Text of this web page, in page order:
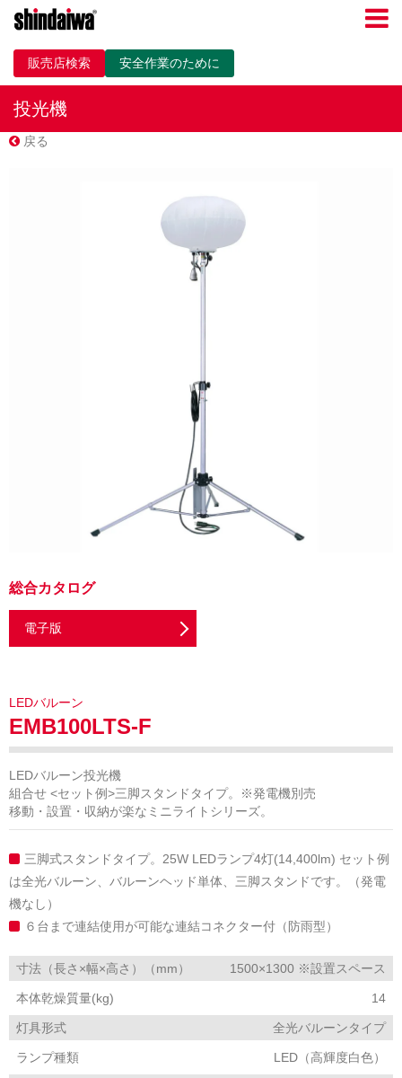
販売店検索 安全作業のために
投光機
戻る
総合カタログ
電子版
LEDバルーン
EMB100LTS-F
LEDバルーン投光機
組合せ <セット例>三脚スタンドタイプ。※発電機別売
移動・設置・収納が楽なミニライトシリーズ。
三脚式スタンドタイプ。25W LEDランプ4灯(14,400lm) セット例
は全光バルーン、バルーンヘッド単体、三脚スタンドです。（発電
機なし）
６台まで連結使用が可能な連結コネクター付（防雨型）
寸法（長さ×幅×高さ）（mm） 1500×1300 ※設置スペース
本体乾燥質量(kg) 14
灯具形式 全光バルーンタイプ
ランプ種類 LED（高輝度白色）